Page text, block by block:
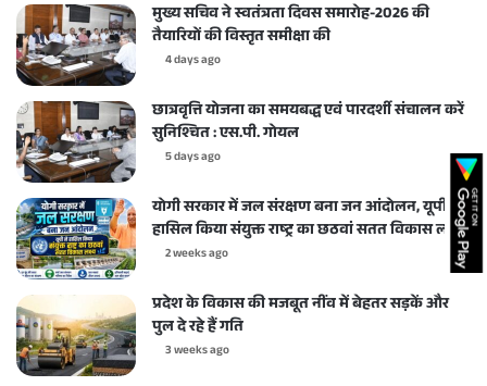
मुख्य सचिव ने स्वतंत्रता दिवस समारोह-2026 की
तैयारियों की विस्तृत समीक्षा की
4 days ago
छात्रवृत्ति योजना का समयबद्ध एवं पारदर्शी संचालन करें
सुनिश्चित : एस.पी. गोयल
5 days ago
योगी सरकार में जल संरक्षण बना जन आंदोलन, यूपी ने
हासिल किया संयुक्त राष्ट्र का छठवां सतत विकास लक्ष्य
2 weeks ago
प्रदेश के विकास की मजबूत नींव में बेहतर सड़कें और
पुल दे रहे हैं गति
3 weeks ago